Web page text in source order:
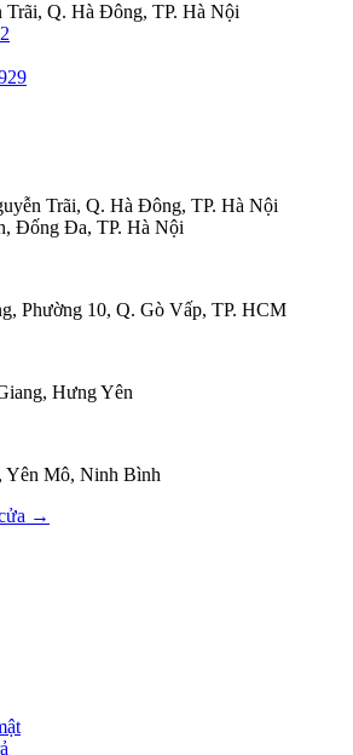
Trãi, Q. Hà Đông, TP. Hà Nội
Trãi, Q. Hà Đông, TP. Hà Nội
Đống Đa, TP. Hà Nội
Phường 10, Q. Gò Vấp, TP. HCM
Hưng Yên
Yên Mô, Ninh Bình
→